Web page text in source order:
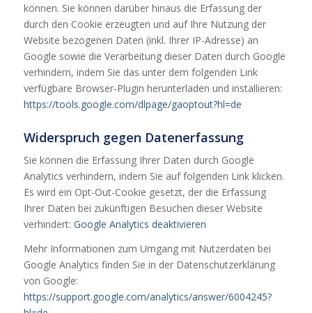
können. Sie können darüber hinaus die Erfassung der
durch den Cookie erzeugten und auf Ihre Nutzung der
Website bezogenen Daten (inkl. Ihrer IP-Adresse) an
Google sowie die Verarbeitung dieser Daten durch Google
verhindern, indem Sie das unter dem folgenden Link
verfügbare Browser-Plugin herunterladen und installieren:
https://tools.google.com/dlpage/gaoptout?hl=de
Widerspruch gegen Datenerfassung
Sie können die Erfassung Ihrer Daten durch Google
Analytics verhindern, indem Sie auf folgenden Link klicken.
Es wird ein Opt-Out-Cookie gesetzt, der die Erfassung
Ihrer Daten bei zukünftigen Besuchen dieser Website
verhindert: Google Analytics deaktivieren
Mehr Informationen zum Umgang mit Nutzerdaten bei
Google Analytics finden Sie in der Datenschutzerklärung
von Google:
https://support.google.com/analytics/answer/6004245?